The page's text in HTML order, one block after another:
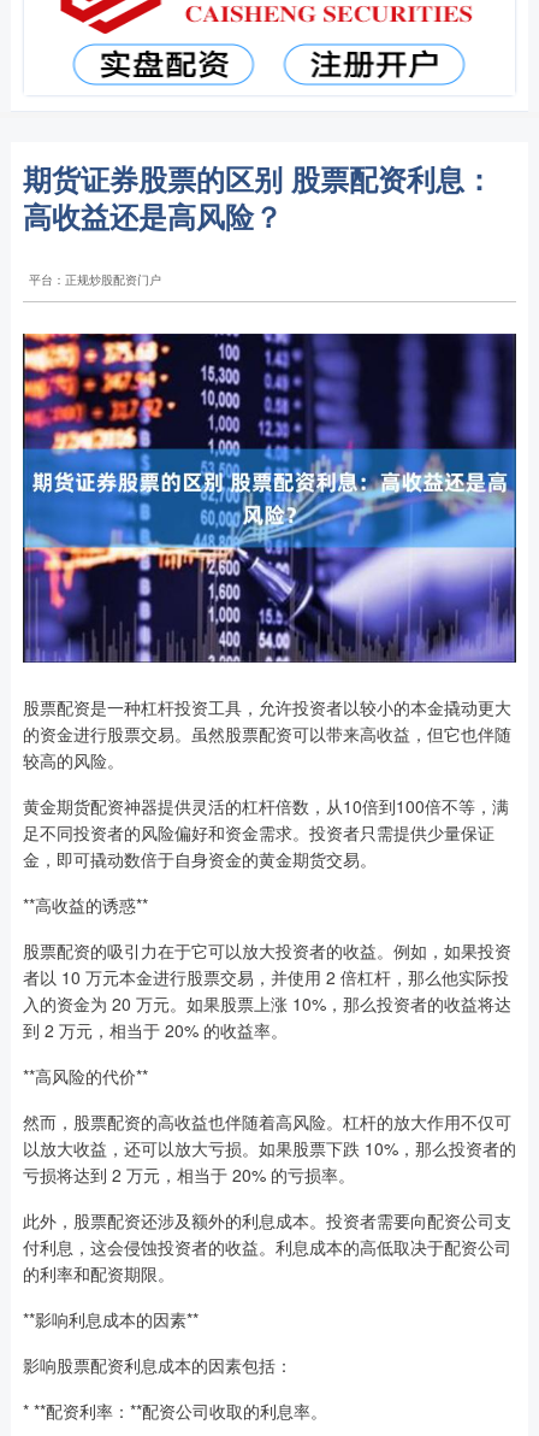
期货证券股票的区别 股票配资利息：
高收益还是高风险？
平台：正规炒股配资门户
股票配资是一种杠杆投资工具，允许投资者以较小的本金撬动更大
的资金进行股票交易。虽然股票配资可以带来高收益，但它也伴随
较高的风险。
黄金期货配资神器提供灵活的杠杆倍数，从10倍到100倍不等，满
足不同投资者的风险偏好和资金需求。投资者只需提供少量保证
金，即可撬动数倍于自身资金的黄金期货交易。
**高收益的诱惑**
股票配资的吸引力在于它可以放大投资者的收益。例如，如果投资
者以 10 万元本金进行股票交易，并使用 2 倍杠杆，那么他实际投
入的资金为 20 万元。如果股票上涨 10%，那么投资者的收益将达
到 2 万元，相当于 20% 的收益率。
**高风险的代价**
然而，股票配资的高收益也伴随着高风险。杠杆的放大作用不仅可
以放大收益，还可以放大亏损。如果股票下跌 10%，那么投资者的
亏损将达到 2 万元，相当于 20% 的亏损率。
此外，股票配资还涉及额外的利息成本。投资者需要向配资公司支
付利息，这会侵蚀投资者的收益。利息成本的高低取决于配资公司
的利率和配资期限。
**影响利息成本的因素**
影响股票配资利息成本的因素包括：
* **配资利率：**配资公司收取的利息率。